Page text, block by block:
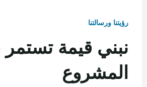
رؤيتنا ورسالتنا
نبني قيمة تستمر
المشروع